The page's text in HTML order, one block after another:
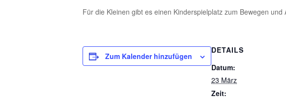
Für die Kleinen gibt es einen Kinderspielplatz zum Bewegen und
Zum Kalender hinzufügen
DETAILS
Datum:
23 März
Zeit: